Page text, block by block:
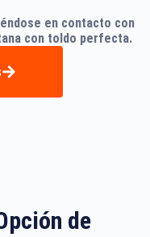
en contacto con
con toldo perfecta.
de